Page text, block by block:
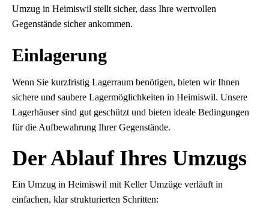
Umzug in Heimiswil stellt sicher, dass Ihre wertvollen
Gegenstände sicher ankommen.
Einlagerung
Wenn Sie kurzfristig Lagerraum benötigen, bieten wir Ihnen
sichere und saubere Lagermöglichkeiten in Heimiswil. Unsere
Lagerhäuser sind gut geschützt und bieten ideale Bedingungen
für die Aufbewahrung Ihrer Gegenstände.
Der Ablauf Ihres Umzugs
Ein Umzug in Heimiswil mit Keller Umzüge verläuft in
einfachen, klar strukturierten Schritten: